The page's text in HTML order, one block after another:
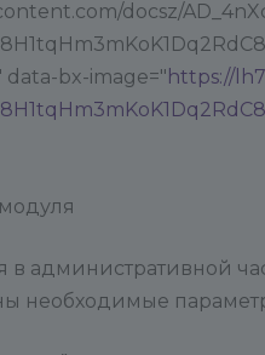
docsz/
bx-image=" https://
в административной
необходимые